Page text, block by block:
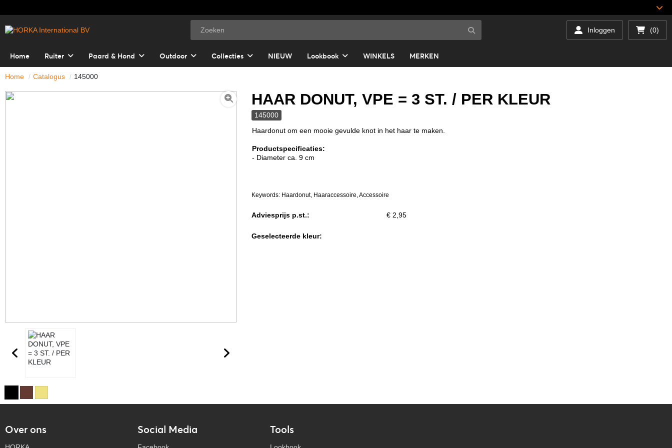
Inloggen (0)
Home Ruiter Paard & Hond Outdoor Collecties NIEUW Lookbook WINKELS MERKEN
Home Catalogus 145000
HAAR DONUT, VPE = 3 ST. / PER KLEUR
145000
Haardonut om een mooie gevulde knot in het haar te maken.
Productspecificaties:
- Diameter ca. 9 cm
Keywords: Haardonut, Haaraccessoire, Accessoire
Adviesprijs p.st.: € 2,95
Geselecteerde kleur:
Over ons Social Media Tools